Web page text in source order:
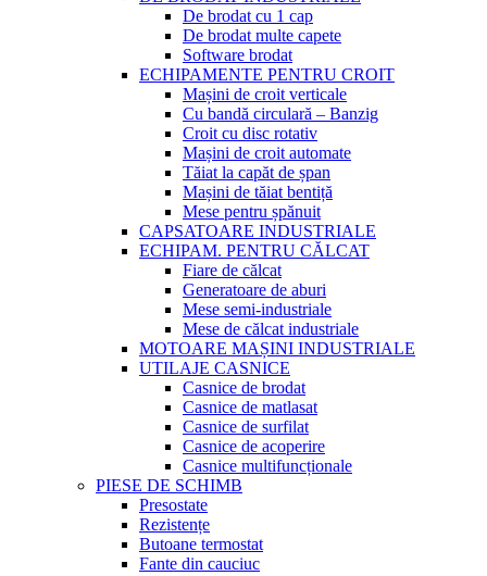
De brodat cu 1 cap
De brodat multe capete
Software brodat
ECHIPAMENTE PENTRU CROIT
Mașini de croit verticale
Cu bandă circulară – Banzig
Croit cu disc rotativ
Mașini de croit automate
Tăiat la capăt de șpan
Mașini de tăiat bentiță
Mese pentru șpănuit
CAPSATOARE INDUSTRIALE
ECHIPAM. PENTRU CĂLCAT
Fiare de călcat
Generatoare de aburi
Mese semi-industriale
Mese de călcat industriale
MOTOARE MAȘINI INDUSTRIALE
UTILAJE CASNICE
Casnice de brodat
Casnice de matlasat
Casnice de surfilat
Casnice de acoperire
Casnice multifuncționale
PIESE DE SCHIMB
Presostate
Rezistențe
Butoane termostat
Fante din cauciuc